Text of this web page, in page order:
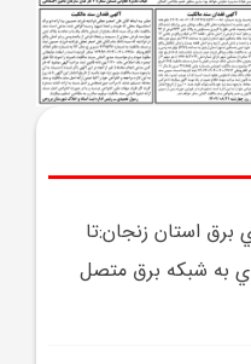
برق استان زنجان:تا
به شبکه برق متصل